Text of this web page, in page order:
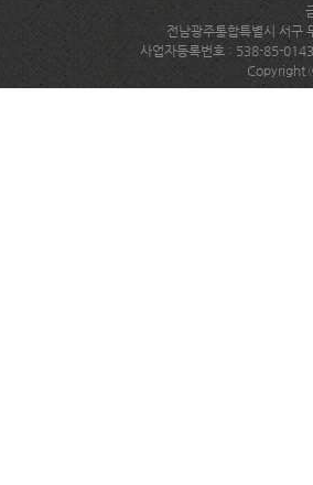
전남광주통합특별시 서
사업자등록번호 : 538-85-
Copyright